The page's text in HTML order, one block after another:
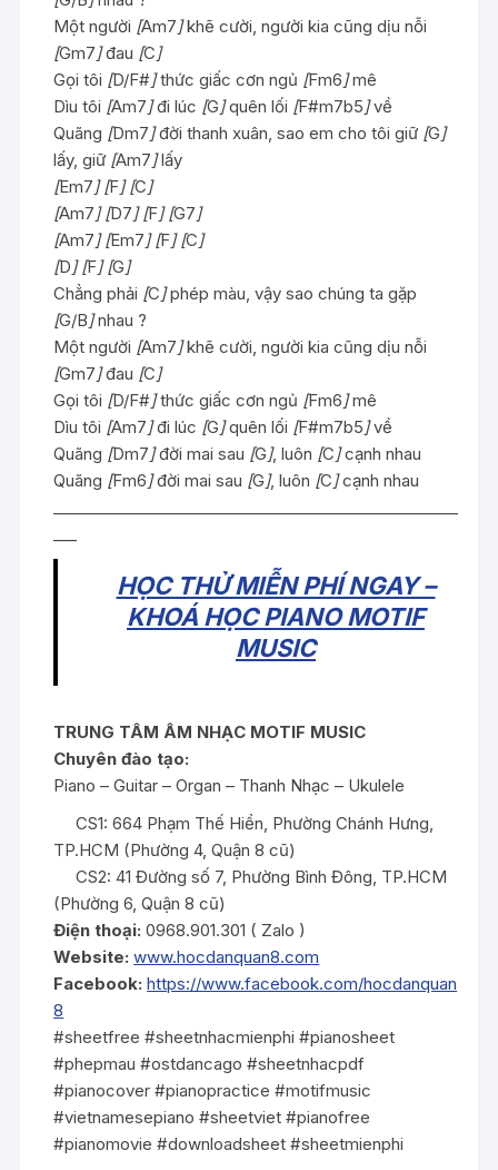
Một người [Am7]khẽ cười, người kia cũng dịu nỗi
[Gm7]đau [C]
Gọi tôi [D/F#]thức giấc cơn ngủ [Fm6]mê
Dìu tôi [Am7]đi lúc [G]quên lối [F#m7b5]về
Quãng [Dm7]đời thanh xuân, sao em cho tôi giữ [G]
lấy, giữ [Am7]lấy
[Em7] [F] [C]
[Am7] [D7] [F] [G7]
[Am7] [Em7] [F] [C]
[D] [F] [G]
Chẳng phải [C]phép màu, vậy sao chúng ta gặp
[G/B]nhau ?
Một người [Am7]khẽ cười, người kia cũng dịu nỗi
[Gm7]đau [C]
Gọi tôi [D/F#]thức giấc cơn ngủ [Fm6]mê
Dìu tôi [Am7]đi lúc [G]quên lối [F#m7b5]về
Quãng [Dm7]đời mai sau [G], luôn [C]cạnh nhau
Quãng [Fm6]đời mai sau [G], luôn [C]cạnh nhau
HỌC THỬ MIỄN PHÍ NGAY –
KHOÁ HỌC PIANO MOTIF
MUSIC
TRUNG TÂM ÂM NHẠC MOTIF MUSIC
Chuyên đào tạo:
Piano – Guitar – Organ – Thanh Nhạc – Ukulele
CS1: 664 Phạm Thế Hiển, Phường Chánh Hưng,
TP.HCM (Phường 4, Quận 8 cũ)
CS2: 41 Đường số 7, Phường Bình Đông, TP.HCM
(Phường 6, Quận 8 cũ)
Điện thoại: 0968.901.301 ( Zalo )
Website:www.hocdanquan8.com
Facebook: https://www.facebook.com/hocdanquan
8
#sheetfree #sheetnhacmienphi #pianosheet
#phepmau #ostdancago #sheetnhacpdf
#pianocover #pianopractice #motifmusic
#vietnamesepiano #sheetviet #pianofree
#pianomovie #downloadsheet #sheetmienphi